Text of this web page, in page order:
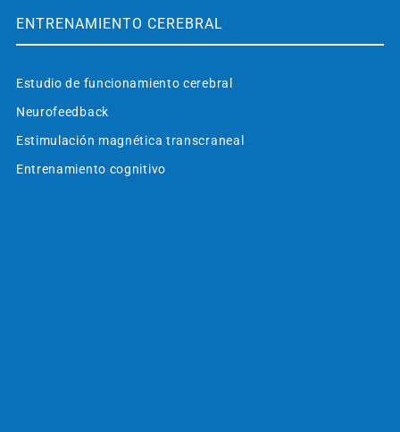
ENTRENAMIENTO CEREBRAL
Estudio de funcionamiento cerebral
Neurofeedback
Estimulación magnética transcraneal
Entrenamiento cognitivo